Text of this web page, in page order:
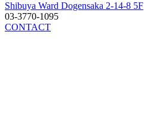
Shibuya Ward Dogensaka 2-14-8 5F
03-3770-1095
CONTACT